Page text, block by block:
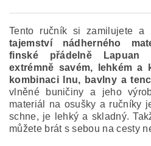
Tento ručník si zamilujete a
tajemství nádherného
finské přádelně Lapuan
extrémně savém, lehkém
kombinaci lnu, bavlny a
vlněné buničiny a jeho
materiál na osušky a ručníky
schne, je lehký a skladný.
můžete brát s sebou na cesty